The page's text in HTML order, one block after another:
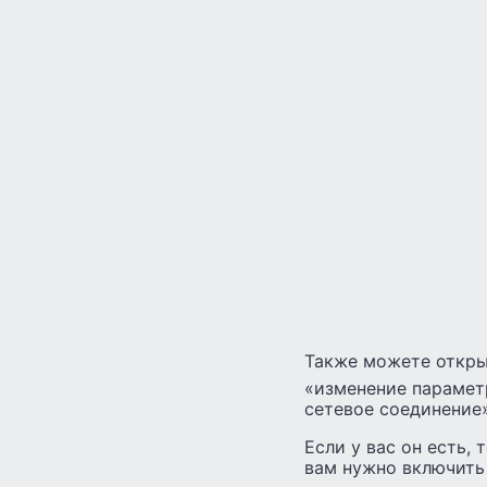
Также можете
«изменение
сетевое
Если у вас он есть,
вам нужно